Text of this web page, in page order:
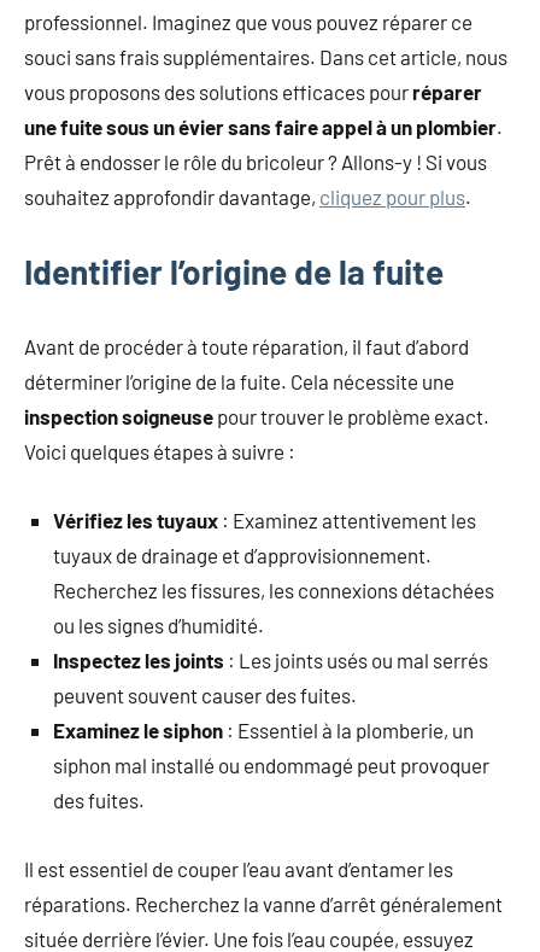
professionnel. Imaginez que vous pouvez réparer ce
souci sans frais supplémentaires. Dans cet article, nous
vous proposons des solutions efficaces pourréparer
une fuite sous un évier sans faire appel à un plombier.
Prêt à endosser le rôle du bricoleur ? Allons-y ! Si vous
souhaitez approfondir davantage, cliquez pour plus.
Identifier l’origine de la fuite
Avant de procéder à toute réparation, il faut d’abord
déterminer l’origine de la fuite. Cela nécessite une
inspection soigneuse pour trouver le problème exact.
Voici quelques étapes à suivre :
Vérifiez les tuyaux : Examinez attentivement les
tuyaux de drainage et d’approvisionnement.
Recherchez les fissures, les connexions détachées
ou les signes d’humidité.
Inspectez les joints : Les joints usés ou mal serrés
peuvent souvent causer des fuites.
Examinez le siphon : Essentiel à la plomberie, un
siphon mal installé ou endommagé peut provoquer
des fuites.
Il est essentiel de couper l’eau avant d’entamer les
réparations. Recherchez la vanne d’arrêt généralement
située derrière l’évier. Une fois l’eau coupée, essuyez